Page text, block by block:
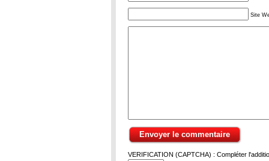
Site
VERIFICATION (CAPTCHA) : Compléter